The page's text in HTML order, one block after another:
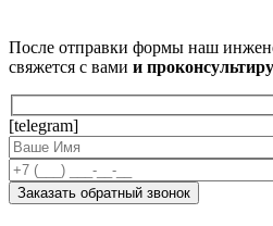
После отправки формы наш
свяжется с вами и
[telegram]